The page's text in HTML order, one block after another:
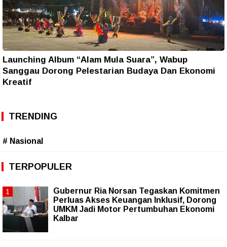
Launching Album “Alam Mula Suara”, Wabup
Sanggau Dorong Pelestarian Budaya Dan Ekonomi
Kreatif
TRENDING
# Nasional
TERPOPULER
Gubernur Ria Norsan Tegaskan Komitmen
Perluas Akses Keuangan Inklusif, Dorong
UMKM Jadi Motor Pertumbuhan Ekonomi
Kalbar